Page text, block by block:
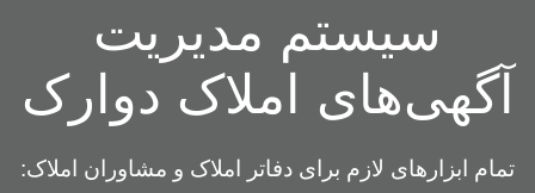
سیستم مدیریت
آگهی‌های املاک دوارک
تمام ابزارهای لازم برای دفاتر املاک و مشاوران املاک: